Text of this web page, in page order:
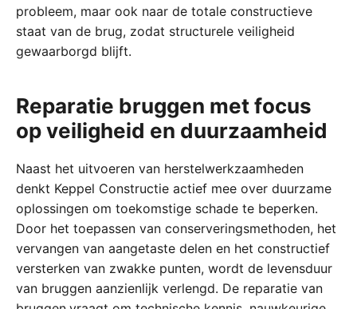
probleem, maar ook naar de totale constructieve
staat van de brug, zodat structurele veiligheid
gewaarborgd blijft.
Reparatie bruggen met focus
op veiligheid en duurzaamheid
Naast het uitvoeren van herstelwerkzaamheden
denkt Keppel Constructie actief mee over duurzame
oplossingen om toekomstige schade te beperken.
Door het toepassen van conserveringsmethoden, het
vervangen van aangetaste delen en het constructief
versterken van zwakke punten, wordt de levensduur
van bruggen aanzienlijk verlengd. De reparatie van